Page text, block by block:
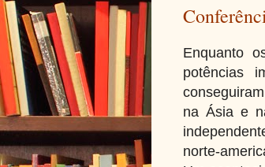
Enquanto
potências
na Ásia e
norte-